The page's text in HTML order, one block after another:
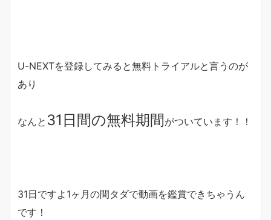
U-NEXTを登録してみると無料トライアルと言うのが
あり
なんと 31日間の無料期間がついています！！
31日ですよ1ヶ月の間タダで動画を鑑賞できちゃうん
です！